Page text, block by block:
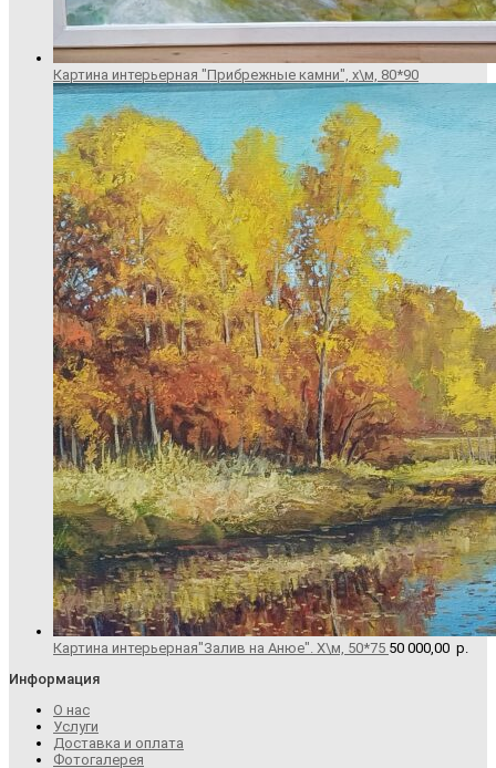
Картина интерьерная "Прибрежные камни", х\м, 80*90
Картина интерьерная"Залив на Анюе". Х\м, 50*75 50 000,00 р.
Информация
О нас
Услуги
Доставка и оплата
Фотогалерея